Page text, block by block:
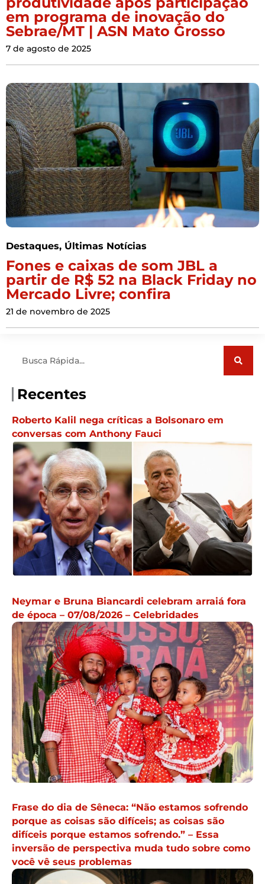
em programa de inovação do
Sebrae/MT | ASN Mato Grosso
7 de agosto de 2025
Destaques, Últimas Notícias
Fones e caixas de som JBL a
partir de R$ 52 na Black Friday no
Mercado Livre; confira
21 de novembro de 2025
Recentes
Roberto Kalil nega críticas a Bolsonaro em
conversas com Anthony Fauci
Neymar e Bruna Biancardi celebram arraiá fora
de época – 07/08/2026 – Celebridades
Frase do dia de Sêneca: “Não estamos sofrendo
porque as coisas são difíceis; as coisas são
difíceis porque estamos sofrendo.” – Essa
inversão de perspectiva muda tudo sobre como
você vê seus problemas